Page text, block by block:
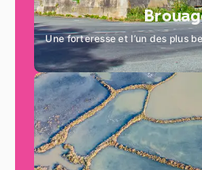
Une forteresse et l’un des plus